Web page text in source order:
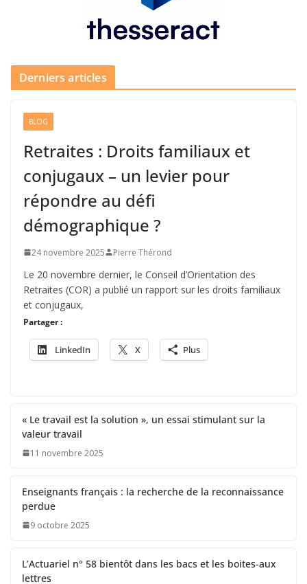
Derniers articles
BLOG
Retraites : Droits familiaux et
conjugaux – un levier pour
répondre au défi
démographique ?
24 novembre 2025 Pierre Thérond
Le 20 novembre dernier, le Conseil d’Orientation des
Retraites (COR) a publié un rapport sur les droits familiaux
et conjugaux,
Partager :
LinkedIn X Plus
« Le travail est la solution », un essai stimulant sur la
valeur travail
11 novembre 2025
Enseignants français : la recherche de la reconnaissance
perdue
9 octobre 2025
L’Actuariel n° 58 bientôt dans les bacs et les boites-aux
lettres